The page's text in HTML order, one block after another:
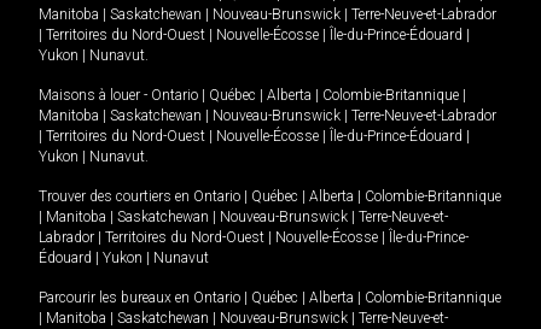
Manitoba
Saskatchewan Nouveau-Brunswick
Terre-Neuve-et-Labrador
Territoires du Nord-Ouest Nouvelle-Écosse Île-du-Prince-Édouard
Yukon
Nunavut.
Maisons à louer - Ontario Québec Alberta Colombie-Britannique
Manitoba
Saskatchewan Nouveau-Brunswick
Terre-Neuve-et-Labrador
Territoires du Nord-Ouest Nouvelle-Écosse Île-du-Prince-Édouard
Yukon
Nunavut.
Trouver des courtiers en Ontario Québec Alberta
Colombie-Britannique
Manitoba Saskatchewan Nouveau-Brunswick
Terre-Neuve-et-
Labrador
Territoires du Nord-Ouest Nouvelle-Écosse
Île-du-Prince-
Édouard
Yukon Nunavut
Parcourir les bureaux en Ontario Québec Alberta
Colombie-Britannique
Manitoba Saskatchewan Nouveau-Brunswick
Terre-Neuve-et-